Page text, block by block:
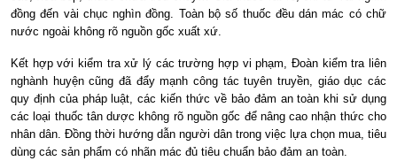
đồng đến vài chục nghìn đồng. Toàn bộ số thuốc đều dán mác có chữ
nước ngoài không rõ nguồn gốc xuất xứ.
Kết hợp với kiểm tra xử lý các trường hợp vi phạm, Đoàn kiểm tra liên
nghành huyện cũng đã đẩy mạnh công tác tuyên truyền, giáo dục các
quy định của pháp luật, các kiến thức về bảo đảm an toàn khi sử dụng
các loại thuốc tân dược không rõ nguồn gốc để nâng cao nhận thức cho
nhân dân. Đồng thời hướng dẫn người dân trong việc lựa chọn mua, tiêu
dùng các sản phẩm có nhãn mác đủ tiêu chuẩn bảo đảm an toàn.